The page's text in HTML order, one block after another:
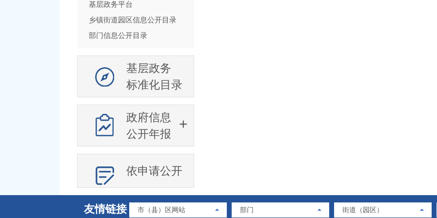
基层政务平台
乡镇街道园区信息公开目录
部门信息公开目录
基层政务
标准化目录
政府信息
公开年报
依申请公开
友情链接 市（县）区网站 部门 街道（园区）